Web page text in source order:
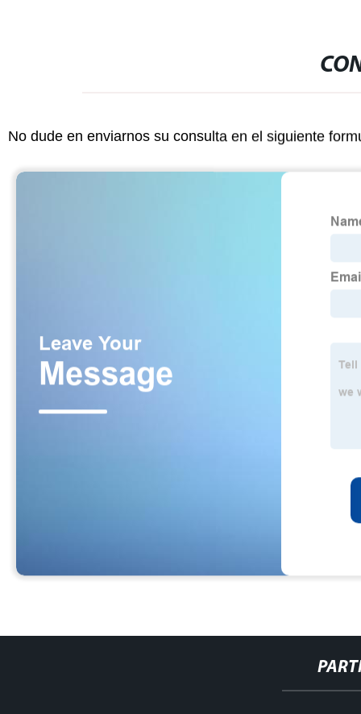
No dude en enviarnos su consulta en el siguiente